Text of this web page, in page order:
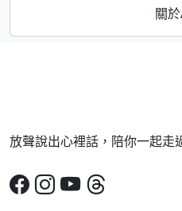
關
放聲說出心裡話，陪你一起走